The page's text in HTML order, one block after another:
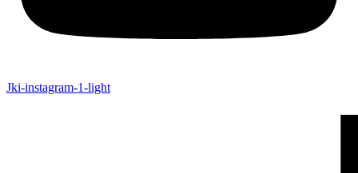
Jki-instagram-1-light